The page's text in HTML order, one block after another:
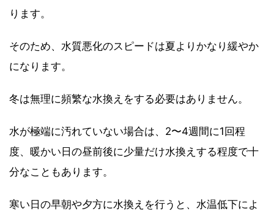
ります。
そのため、水質悪化のスピードは夏よりかなり緩やか
になります。
冬は無理に頻繁な水換えをする必要はありません。
水が極端に汚れていない場合は、2〜4週間に1回程
度、暖かい日の昼前後に少量だけ水換えする程度で十
分なこともあります。
寒い日の早朝や夕方に水換えを行うと、水温低下によ